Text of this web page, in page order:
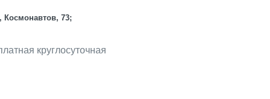
Космонавтов, 73;
круглосуточная